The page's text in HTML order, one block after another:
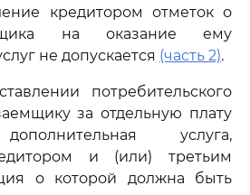
кредитором отметок о
на оказание ему
не допускается (часть 2).
потребительского
за отдельную плату
услуга,
и (или) третьим
о которой должна быть